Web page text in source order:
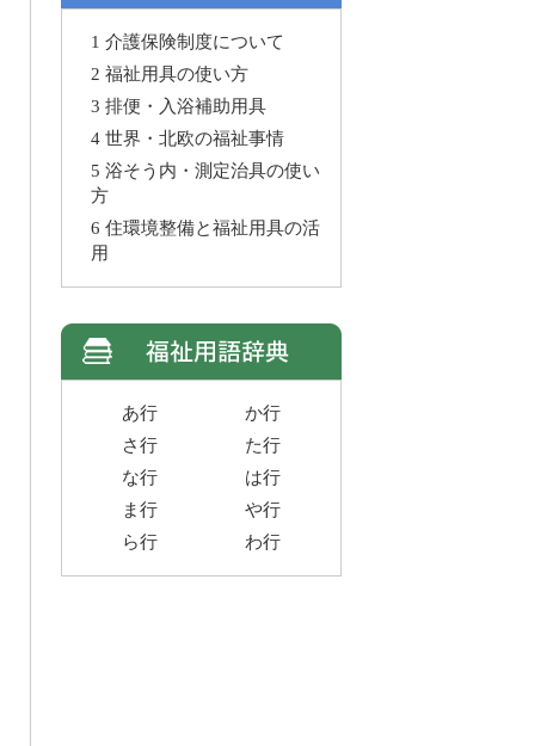
1 介護保険制度について
2 福祉用具の使い方
3 排便・入浴補助用具
4 世界・北欧の福祉事情
5 浴そう内・測定治具の使い
方
6 住環境整備と福祉用具の活
用
あ行
か行
さ行
た行
な行
は行
ま行
や行
ら行
わ行